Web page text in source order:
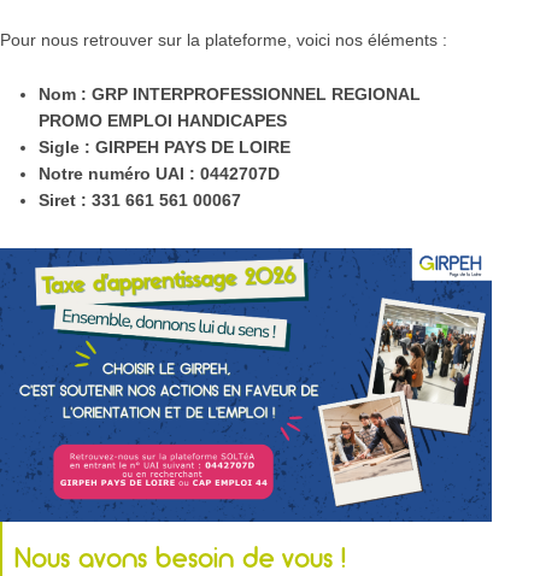
Pour nous retrouver sur la plateforme, voici nos éléments :
Nom : GRP INTERPROFESSIONNEL REGIONAL
PROMO EMPLOI HANDICAPES
Sigle : GIRPEH PAYS DE LOIRE
Notre numéro UAI : 0442707D
Siret : 331 661 561 00067
Nous avons besoin de vous !